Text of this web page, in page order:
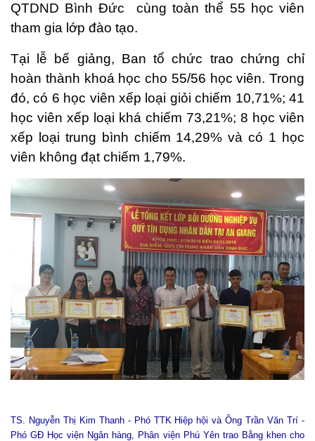
QTDND Bình Đức cùng toàn thể 55 học viên
tham gia l ớp đào tạo.
Tại lễ bế giảng, Ban tổ chức trao chứng chỉ
hoàn thành khoá học cho 55/56 học viên. Trong
đó, có 6 học viên xếp loại giỏi chiếm 10,71%; 41
học viên xếp loại khá chiếm 73,21%; 8 học viên
xếp loại trung bình chiếm 14,29% và có 1 học
viên không đạt chiếm 1,79%.
TS. Nguyễn Thị Kim Thanh - Phó TTK Hiệp hội vàÔng Trần Văn Trí -
Phó GĐ Học viện Ngân hàng, Phân viện Phú Yên trao Bằng khen cho